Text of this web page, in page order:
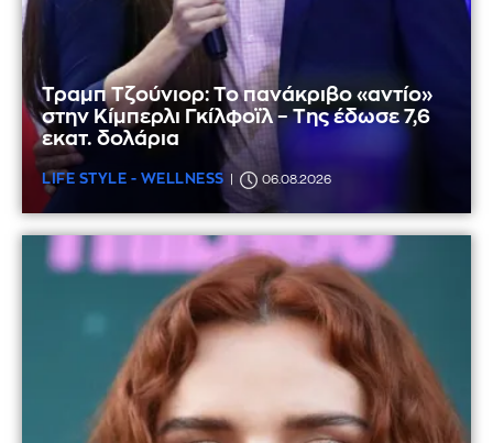
Τραμπ Τζούνιορ: Το πανάκριβο «αντίο»
στην Κίμπερλι Γκίλφοϊλ – Της έδωσε 7,6
εκατ. δολάρια
LIFE STYLE - WELLNESS 06.08.2026